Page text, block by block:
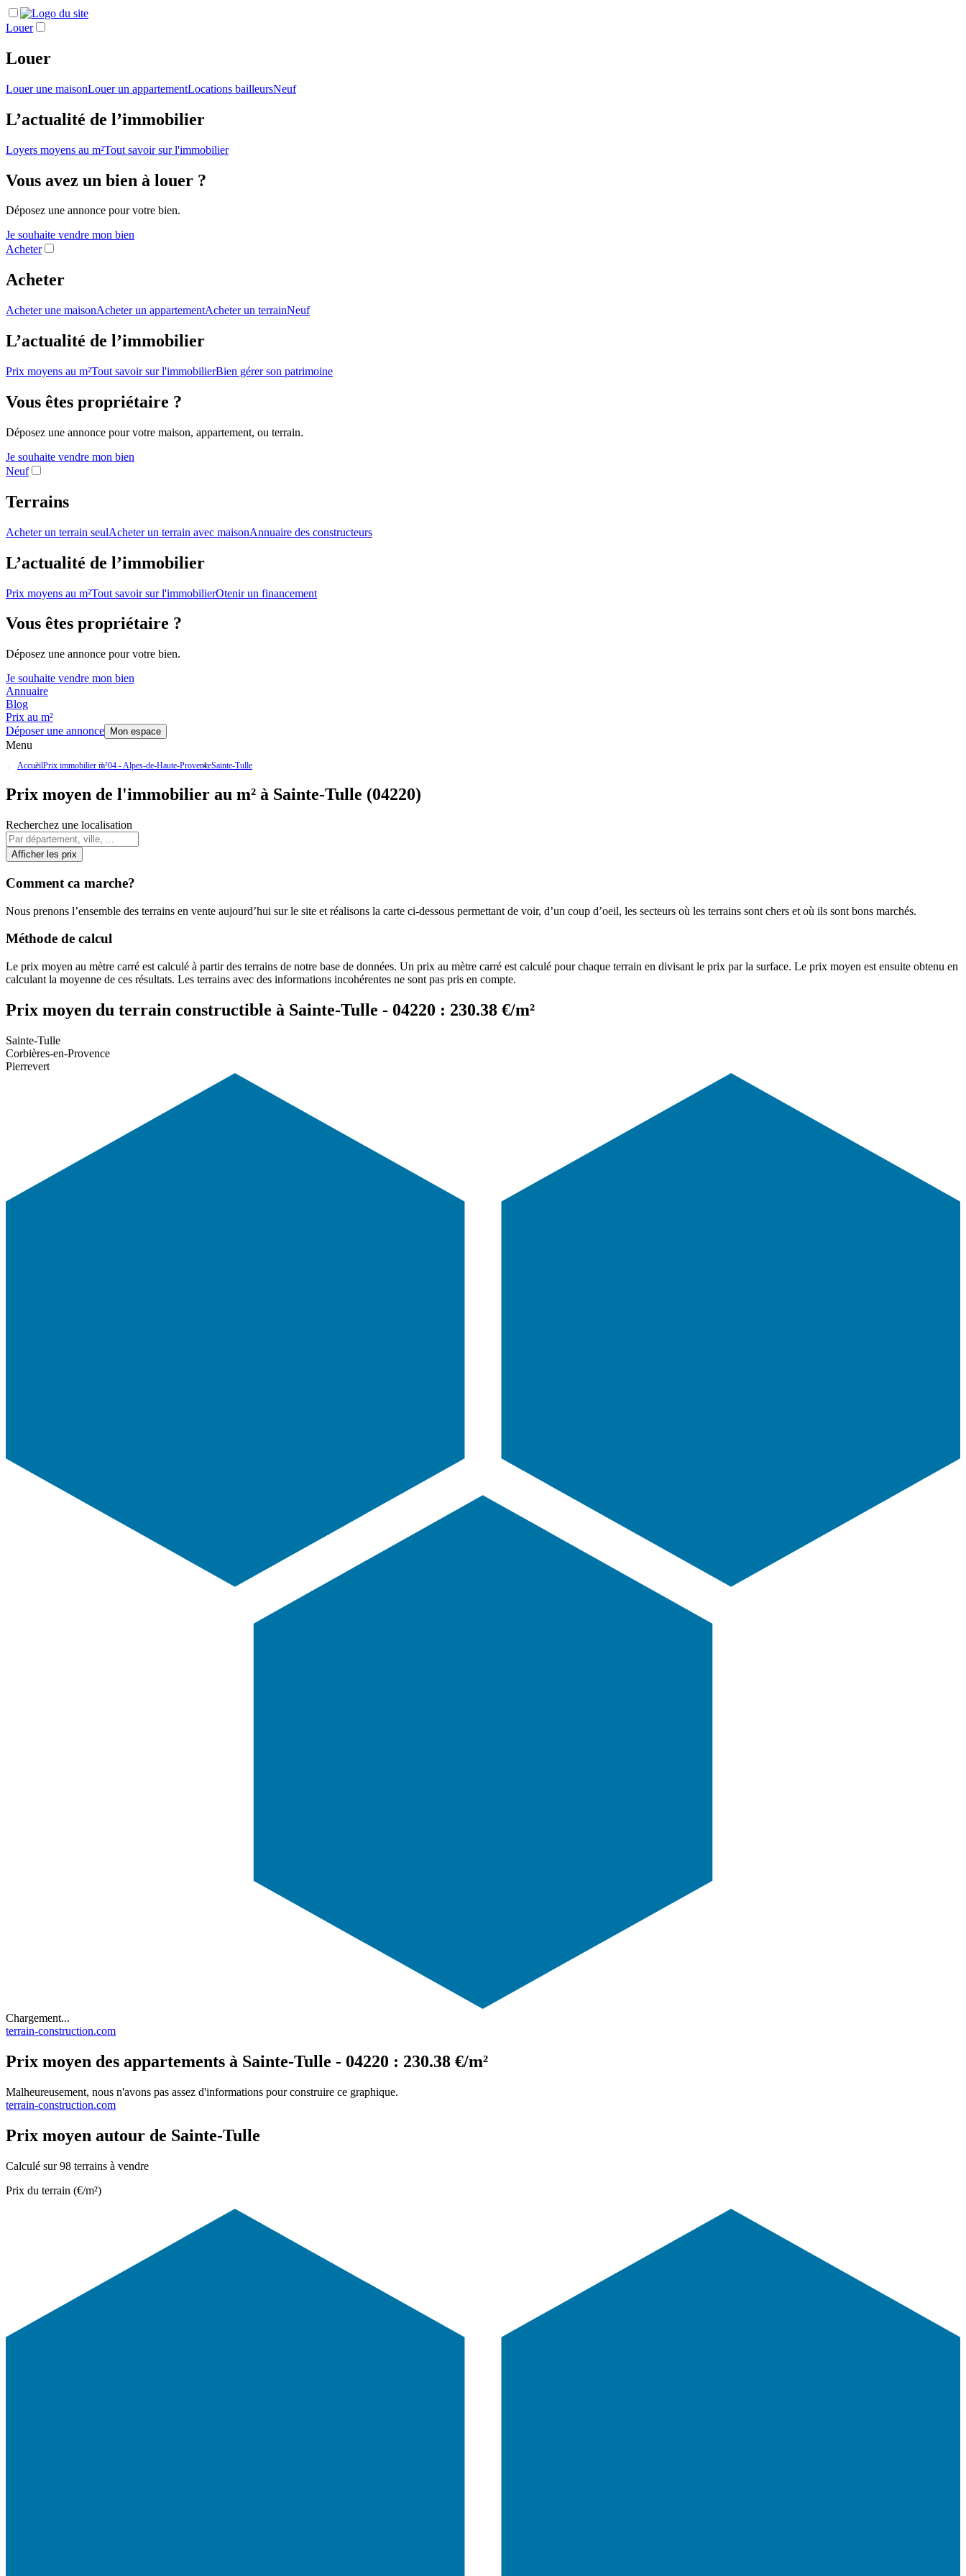
Louer
Louer
Louer une maisonLouer un appartementLocations bailleursNeuf
L’actualité de l’immobilier
Loyers moyens au m²Tout savoir sur l'immobilier
Vous avez un bien à louer ?
Déposez une annonce pour votre bien.
Je souhaite vendre mon bien
Acheter
Acheter
Acheter une maisonAcheter un appartementAcheter un terrainNeuf
L’actualité de l’immobilier
Prix moyens au m²Tout savoir sur l'immobilierBien gérer son patrimoine
Vous êtes propriétaire ?
Déposez une annonce pour votre maison, appartement, ou terrain.
Je souhaite vendre mon bien
Neuf
Terrains
Acheter un terrain seulAcheter un terrain avec maisonAnnuaire des constructeurs
L’actualité de l’immobilier
Prix moyens au m²Tout savoir sur l'immobilierOtenir un financement
Vous êtes propriétaire ?
Déposez une annonce pour votre bien.
Je souhaite vendre mon bien
Annuaire
Blog
Prix au m²
Déposer une annonce
Mon espace
Menu
AccueilPrix immobilier m²04 - Alpes-de-Haute-ProvenceSainte-Tulle
Prix moyen de l'immobilier au m² à Sainte-Tulle (04220)
Recherchez une localisation
Afficher les prix
Comment ca marche?
Nous prenons l’ensemble des terrains en vente aujourd’hui sur le site et réalisons la carte ci-dessous permettant de voir, d’un coup d’oeil, les secteurs où les terrains sont chers et où ils sont bons marchés.
Méthode de calcul
Le prix moyen au mètre carré est calculé à partir des terrains de notre base de données. Un prix au mètre carré est calculé pour chaque terrain en divisant le prix par la surface. Le prix moyen est ensuite obtenu en
calculant la moyenne de ces résultats. Les terrains avec des informations incohérentes ne sont pas pris en compte.
Prix moyen du terrain constructible à Sainte-Tulle - 04220 : 230.38 €/m²
Sainte-Tulle
Corbières-en-Provence
Pierrevert
Chargement...
terrain-construction.com
Prix moyen des appartements à Sainte-Tulle - 04220 : 230.38 €/m²
Malheureusement, nous n'avons pas assez d'informations pour construire ce graphique.
terrain-construction.com
Prix moyen autour de Sainte-Tulle
Calculé sur 98 terrains à vendre
Prix du terrain (€/m²)